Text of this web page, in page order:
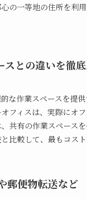
の一等地の住所を利
スとの違いを徹
な作業スペースを提
フィスは、実際にオ
共有の作業スペース
比較して、最もコス
郵便物転送など